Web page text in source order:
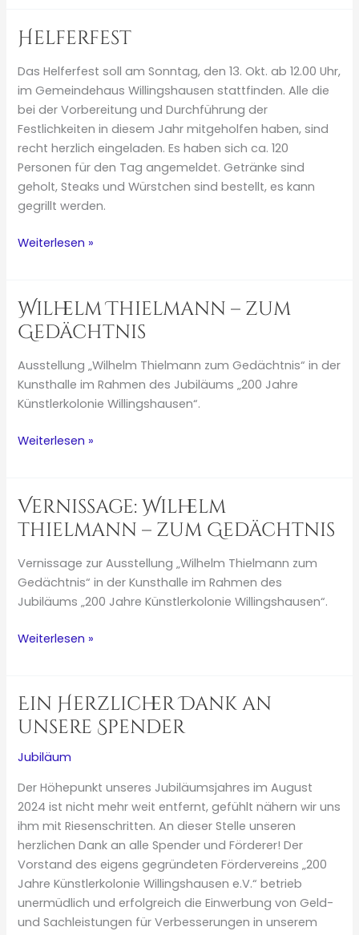
Helferfest
Das Helferfest soll am Sonntag, den 13. Okt. ab 12.00 Uhr,
im Gemeindehaus Willingshausen stattfinden. Alle die
bei der Vorbereitung und Durchführung der
Festlichkeiten in diesem Jahr mitgeholfen haben, sind
recht herzlich eingeladen. Es haben sich ca. 120
Personen für den Tag angemeldet. Getränke sind
geholt, Steaks und Würstchen sind bestellt, es kann
gegrillt werden.
Helferfest
Weiterlesen »
Wilhelm Thielmann – zum
Gedächtnis
Ausstellung „Wilhelm Thielmann zum Gedächtnis“ in der
Kunsthalle im Rahmen des Jubiläums „200 Jahre
Künstlerkolonie Willingshausen“.
Wilhelm
zum
Gedächtnis
Weiterlesen »
Vernissage: Wilhelm
Thielmann – zum Gedächtnis
Vernissage zur Ausstellung „Wilhelm Thielmann zum
Gedächtnis“ in der Kunsthalle im Rahmen des
Jubiläums „200 Jahre Künstlerkolonie Willingshausen“.
Vernissage:
–
zum
Gedächtnis
Weiterlesen »
Ein Herzlicher Dank an
unsere Spender
Jubiläum
Der Höhepunkt unseres Jubiläumsjahres im August
2024 ist nicht mehr weit entfernt, gefühlt nähern wir uns
ihm mit Riesenschritten. An dieser Stelle unseren
herzlichen Dank an alle Spender und Förderer! Der
Vorstand des eigens gegründeten Fördervereins „200
Jahre Künstlerkolonie Willingshausen e.V.“ betrieb
unermüdlich und erfolgreich die Einwerbung von Geld-
und Sachleistungen für Verbesserungen in unserem